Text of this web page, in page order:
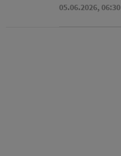
05.06.2026, 06:30